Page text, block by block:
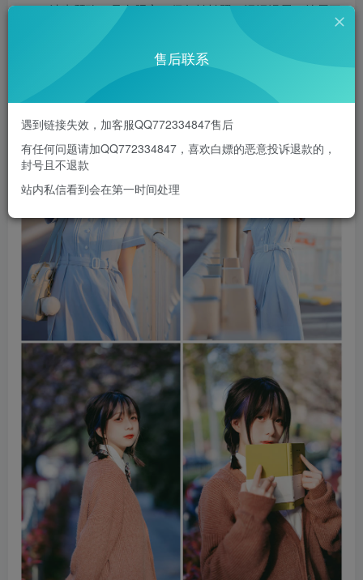
清青琴玖，是名肥宅，偶尔拍拍照，混混漫展，纯属三
坑少女。微博：@清青琴玖
售后联系
遇到链接失效，加客服QQ772334847售后
有任何问题请加QQ772334847，喜欢白嫖的恶意投诉退款的，
封号且不退款
站内私信看到会在第一时间处理